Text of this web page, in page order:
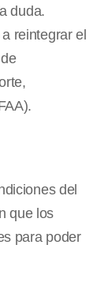
duda.
reintegrar el
del
que los
para poder